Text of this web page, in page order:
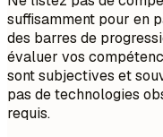
suffisamment pour en
des barres de
évaluer vos
sont subjectives et
pas de technologies
requis.